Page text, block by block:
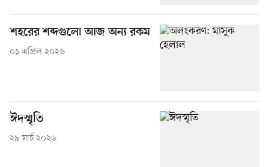
শহরের শব্দগুলো আজ অন্য রকম
০১ এপ্রিল ২০২৬
ঈদস্মৃতি
২৯ মার্চ ২০২৬